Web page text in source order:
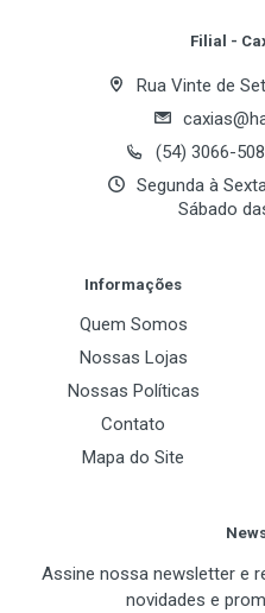
Filial -
Rua Vinte de
(54) 3066-
Segunda à
Sábado
Informações
Quem Somos
Nossas Lojas
Nossas Políticas
Contato
Mapa do Site
Assine nossa newsletter e
novidades e